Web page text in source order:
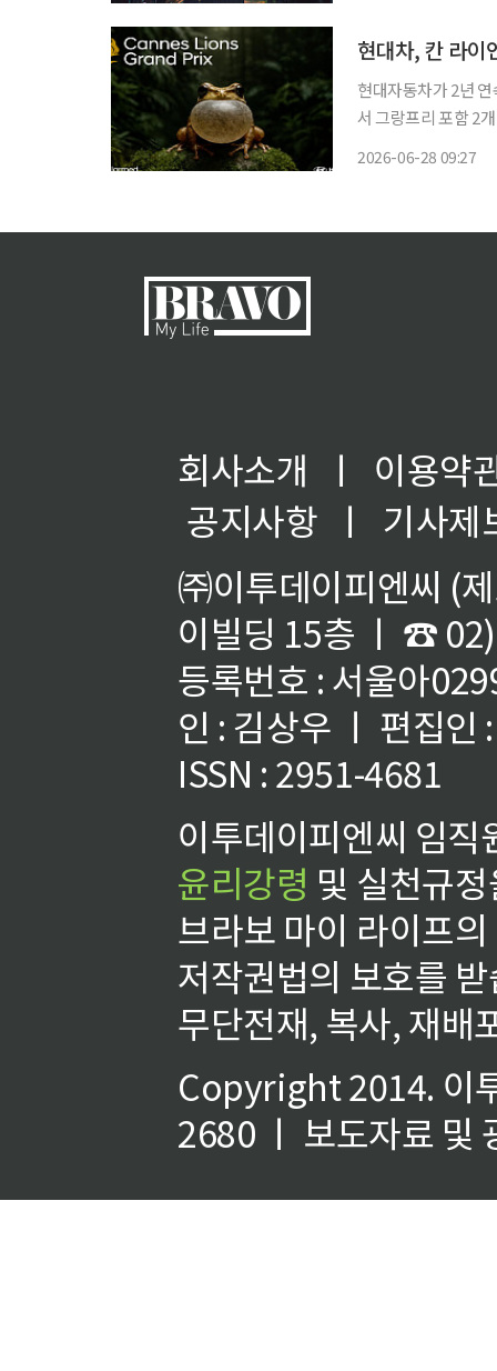
현대자동차가 2년
서 그랑프리 포함 2
2026-06-28 09:27
회사소개 ㅣ
이용약
공지사항
ㅣ
기사제
㈜이투데이피엔씨 (
이빌딩 15층 ㅣ ☎
등록번호 : 서울아
인 : 김상우 ㅣ 편집인
ISSN : 2951-4681
이투데이피엔씨 임
윤리강령 및 실천규
브라보 마이 라이프
저작권법의 보호를
무단전재, 복사, 재배
Copyright 2014. 이
2680 ㅣ 보도자료